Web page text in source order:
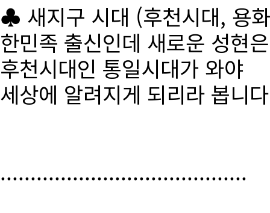
♣ 새지구 시대 (후천시대, 용
한민족 출신인데 새로운 성현
후천시대인 통일시대가 와야
세상에 알려지게 되리라 봅니
.........................................